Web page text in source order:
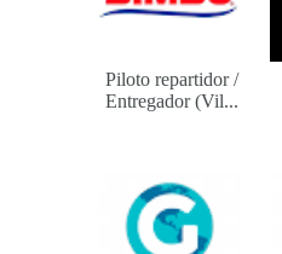
Piloto repartidor /
Entregador (Vil...